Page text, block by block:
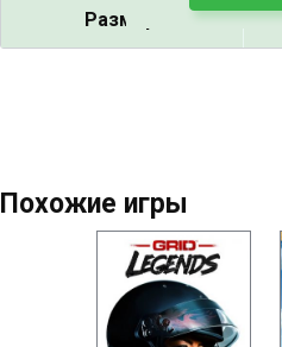
Размер:
Похожие игры